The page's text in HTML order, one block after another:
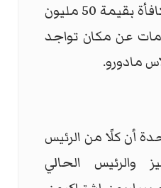
الحكومة الأمريكية مكافأة بقيمة 50 مليون
عن مكان تواجد
مادورو.
أن كلًا من الرئيس
والرئيس الحالي